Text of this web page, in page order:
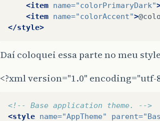
<item name="colorPrimaryDark"
<item name="colorAccent">
</style>
Daí coloquei essa parte no meu
<?xml version="1.0" encoding="utf-
<!-- Base application theme. -->
<style name="AppTheme" parent=